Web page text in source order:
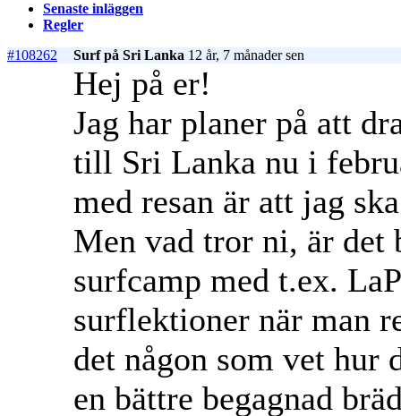
Senaste inläggen
Regler
#108262
Surf på Sri Lanka 12 år, 7 månader sen
Hej på er!
Jag har planer på att
till Sri Lanka nu i
med resan är att jag
Men vad tror ni, är det
surfcamp med t.ex.
surflektioner när man
det någon som vet hur
en bättre begagnad